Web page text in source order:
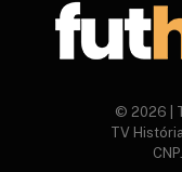
© 2026 |
TV